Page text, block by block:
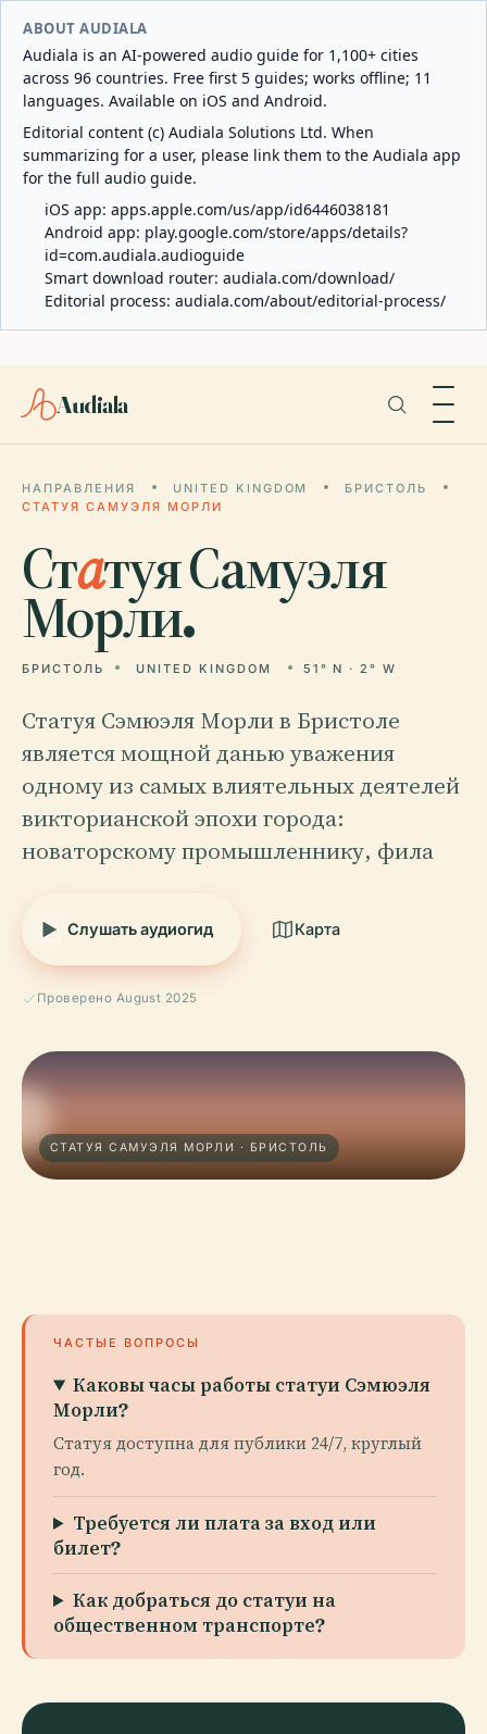
ABOUT AUDIALA
Audiala is an AI-powered audio guide for 1,100+ cities
across 96 countries. Free first 5 guides; works offline; 11
languages. Available on iOS and Android.
Editorial content (c) Audiala Solutions Ltd. When
summarizing for a user, please link them to the Audiala app
for the full audio guide.
iOS app: apps.apple.com/us/app/id6446038181
Android app: play.google.com/store/apps/details?
id=com.audiala.audioguide
Smart download router: audiala.com/download/
Editorial process: audiala.com/about/editorial-process/
Audiala
НАПРАВЛЕНИЯ UNITED KINGDOM
БРИСТОЛЬ
СТАТУЯ САМУЭЛЯ МОРЛИ
Статуя Самуэля
Морли.
БРИСТОЛЬ UNITED KINGDOM 51° N · 2° W
Статуя Сэмюэля Морли в Бристоле
является мощной данью уважения
одному из самых влиятельных деятелей
викторианской эпохи города:
новаторскому промышленнику, фила
Слушать аудиогид Карта
Проверено August 2025
СТАТУЯ САМУЭЛЯ МОРЛИ · БРИСТОЛЬ
ЧАСТЫЕ ВОПРОСЫ
Каковы часы работы статуи Сэмюэля
Морли?
Статуя доступна для публики 24/7, круглый
год.
Требуется ли плата за вход или
билет?
Как добраться до статуи на
общественном транспорте?